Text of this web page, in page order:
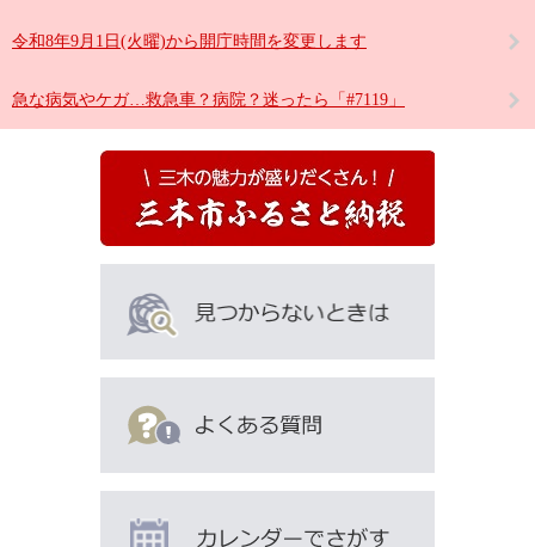
令和8年9月1日(火曜)から開庁時間を変更します
急な病気やケガ…救急車？病院？迷ったら「#7119」